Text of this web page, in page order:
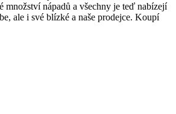
množství nápadů a všechny je teď nabízejí
ale i své blízké a naše prodejce. Koupí